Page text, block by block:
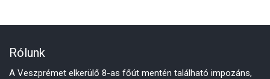
Rólunk
A Veszprémet elkerülő 8-as főút mentén található impozáns,